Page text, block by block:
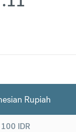
Rupiah
IDR